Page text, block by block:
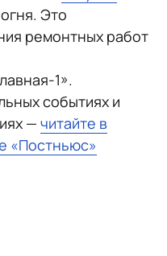
Это
ремонтных работ
1».
событиях и
— читайте в
«Постньюс»